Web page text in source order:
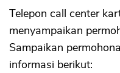
Telepon call center
menyampaikan
Sampaikan
informasi berikut: